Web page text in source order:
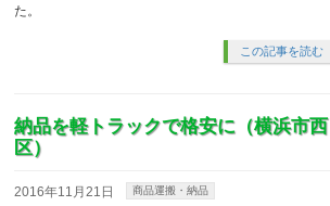
た。
この記事を読む
納品を軽トラックで格安に（横浜市西
区）
2016年11月21日 商品運搬・納品